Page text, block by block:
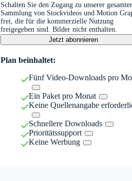
Schalten Sie den Zugang zu unserer
Sammlung von Stockvideos und Motion
frei, die für die kommerzielle Nutzung
freigegeben sind. Bilder nicht enthalten.
Jetzt abonnieren
Plan beinhaltet:
Fünf Video-Downloads pro
Ein Paket pro Monat
Keine Quellenangabe
Schnellere Downloads
Prioritätssupport
Keine Werbung